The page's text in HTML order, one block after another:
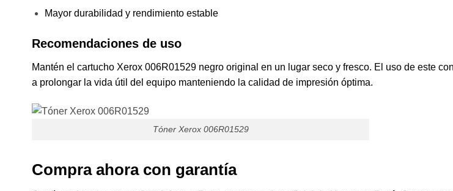
Mayor durabilidad y rendimiento estable
Recomendaciones de uso
Mantén el cartucho Xerox 006R01529 negro original en un lugar seco y fresco. El uso de este
a prolongar la vida útil del equipo manteniendo la calidad de impresión óptima.
Tóner Xerox 006R01529
Compra ahora con garantía